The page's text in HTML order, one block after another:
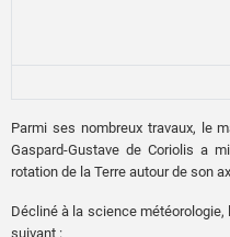
Parmi ses nombreux travaux, le
Gaspard-Gustave de Coriolis a
rotation de la Terre autour de son
Décliné à la science
suivant :